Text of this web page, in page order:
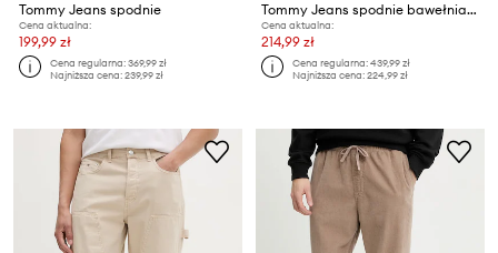
Tommy Jeans spodnie
Cena aktualna:
199,99 zł
Cena regularna:369,99 zł
Najniższa cena:239,99 zł
Tommy Jeans spodnie bawełniane
Cena aktualna:
214,99 zł
Cena regularna:439,99 zł
Najniższa cena:224,99 zł